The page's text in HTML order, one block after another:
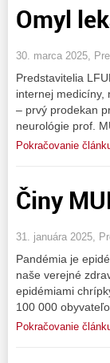
Omyl
30. marca 2025,
Predstavitelia
internej medicíny,
– prvý prodekan
neurológie prof.
Pokračovanie
Činy
31. januára 2025,
Pandémia je
naše verejné
epidémiami
100 000
Pokračovanie